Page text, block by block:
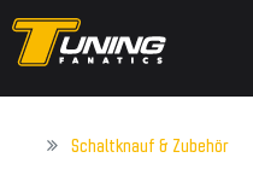
Schaltknauf & Zubehör